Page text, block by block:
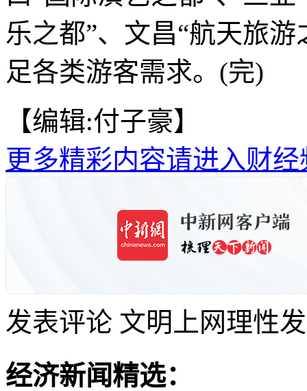
乐之都”、文昌“航天旅
足各类游客需求。(完)
【编辑:付子豪】
更多精彩内容请进入财经
发表评论 文明上网理性
经济新闻精选：